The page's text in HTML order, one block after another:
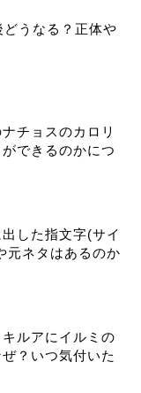
うなる？正体や
チョスのカロリ
できるのかにつ
した指文字(サイ
元ネタはあるのか
キルアにイルミの
？いつ気付いた